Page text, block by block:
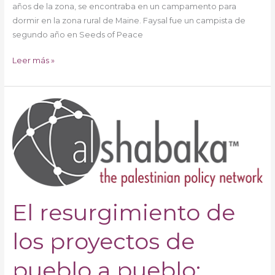
años de la zona, se encontraba en un campamento para
dormir en la zona rural de Maine. Faysal fue un campista de
segundo año en Seeds of Peace
Leer más »
El resurgimiento de
los proyectos de
resurgimiento
de
los
proyectos
a
pueblo:
renunciando